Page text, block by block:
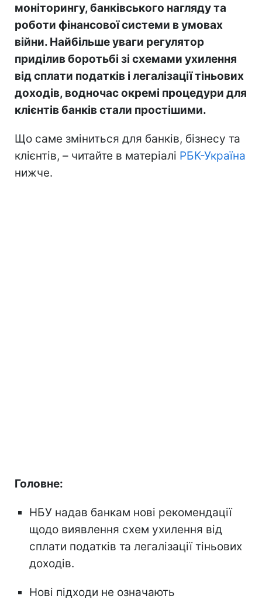
моніторингу, банківського нагляду та
роботи фінансової системи в умовах
війни. Найбільше уваги регулятор
приділив боротьбі зі схемами ухилення
від сплати податків і легалізації тіньових
доходів, водночас окремі процедури для
клієнтів банків стали простішими.
Що саме зміниться для банків, бізнесу та
клієнтів, – читайте в матеріалі РБК-Україна
нижче.
Головне:
НБУ надав банкам нові рекомендації
щодо виявлення схем ухилення від
сплати податків та легалізації тіньових
доходів.
Нові підходи не означають